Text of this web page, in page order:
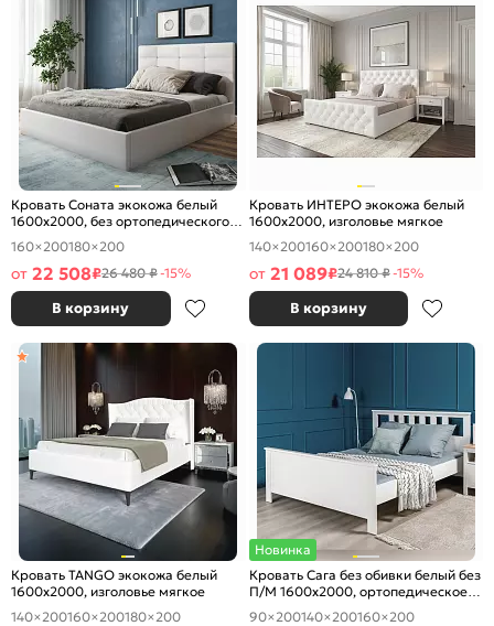
Кровать Соната экокожа белый
1600x2000, без ортопедического
основания, изголовье мягкое
160×200180×200
от 22 508₽26 480 ₽-15%
В корзину
Кровать ИНТЕРО экокожа белый
1600x2000, изголовье мягкое
140×200160×200180×200
от 21 089₽24 810 ₽-15%
В корзину
Кровать TANGO экокожа белый
1600x2000, изголовье мягкое
140×200160×200180×200
Новинка
Кровать Сага без обивки белый без
П/М 1600x2000, ортопедическое
основание, изголовье жесткое
90×200140×200160×200